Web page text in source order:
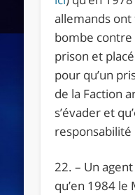
allemands
bombe contre
prison et
pour qu’un
de la Faction
s’évader et
responsabilité
22. – Un
qu’en 1984 le